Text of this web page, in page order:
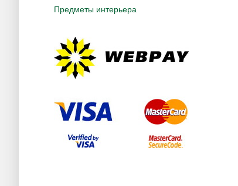
Предметы интерьера